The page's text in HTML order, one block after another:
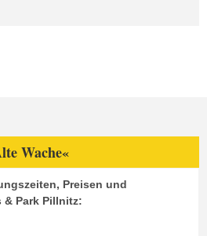
Wache«
Preisen und
Park Pillnitz: